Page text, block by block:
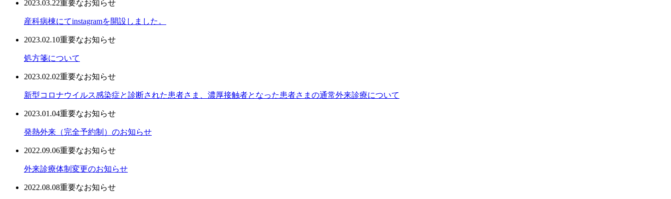
2023.03.22重要なお知らせ
産科病棟にてinstagramを開設しました。
2023.02.10重要なお知らせ
処方箋について
2023.02.02重要なお知らせ
新型コロナウイルス感染症と診断された患者さま、濃厚接触者となった患者さまの通常外来診療について
2023.01.04重要なお知らせ
発熱外来（完全予約制）のお知らせ
2022.09.06重要なお知らせ
外来診療体制変更のお知らせ
2022.08.08重要なお知らせ